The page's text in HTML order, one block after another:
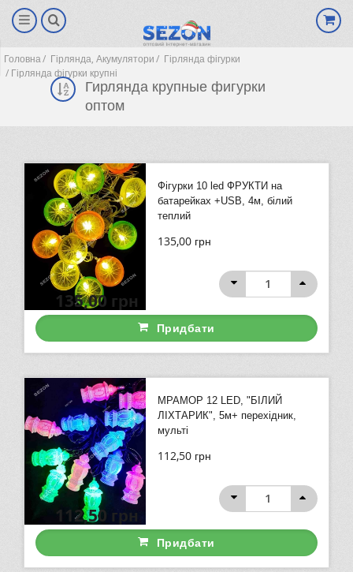
(0)
Головна Гірлянда, Акумулятори
Гірлянда фігурки
Гірлянда фігурки крупні
Гирлянда крупные фигурки
оптом
Фігурки 10 led ФРУКТИ на
батарейках +USB, 4м, білий
теплий
135,00 грн
135,00 грн
Придбати
МРАМОР 12 LED, "БІЛИЙ
ЛІХТАРИК", 5м+ перехідник,
мульті
112,50 грн
112,50 грн
Придбати